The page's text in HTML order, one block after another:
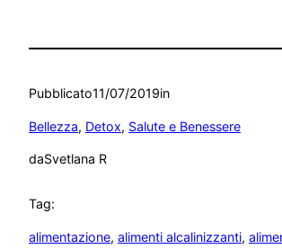
Pubblicato11/07/2019in
Bellezza, Detox, Salute e Benessere
daSvetlana R
Tag:
alimentazione, alimenti alcalinizzanti,